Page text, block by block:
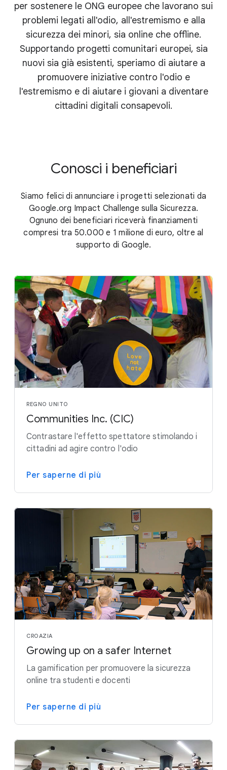
per sostenere le ONG europee che lavorano sui
problemi legati all'odio, all'estremismo e alla
sicurezza dei minori, sia online che offline.
Supportando progetti comunitari europei, sia
nuovi sia già esistenti, speriamo di aiutare a
promuovere iniziative contro l'odio e
l'estremismo e di aiutare i giovani a diventare
cittadini digitali consapevoli.
Conosci i beneficiari
Siamo felici di annunciare i progetti selezionati da
Google.org Impact Challenge sulla Sicurezza.
Ognuno dei beneficiari riceverà finanziamenti
compresi tra 50.000 e 1 milione di euro, oltre al
supporto di Google.
REGNO UNITO
Communities Inc. (CIC)
Contrastare l'effetto spettatore stimolando i
cittadini ad agire contro l'odio
Per saperne di più
CROAZIA
Growing up on a safer Internet
La gamification per promuovere la sicurezza
online tra studenti e docenti
Per saperne di più